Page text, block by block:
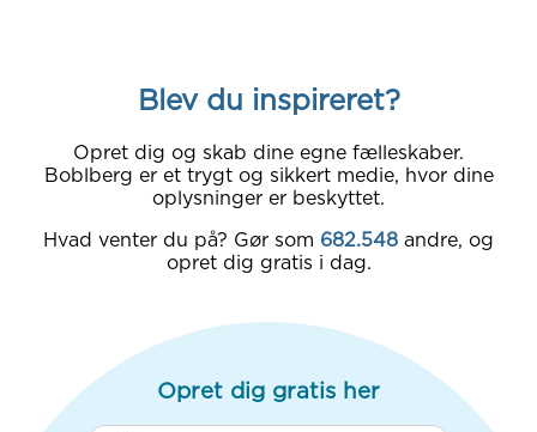
Blev du inspireret?
Opret dig og skab dine egne fælleskaber.
Boblberg er et trygt og sikkert medie, hvor dine
oplysninger er beskyttet.
Hvad venter du på? Gør som 682.548 andre, og
opret dig gratis i dag.
Opret dig gratis her